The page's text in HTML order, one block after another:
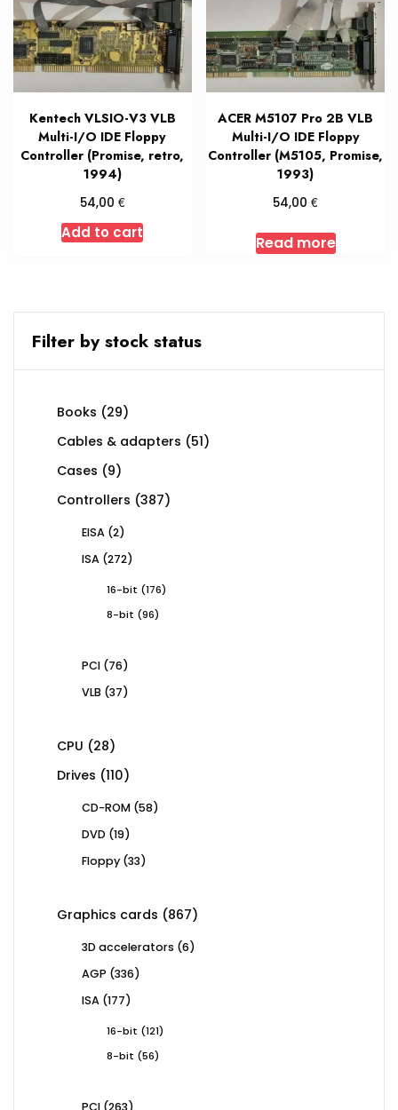
Kentech VLSIO-V3 VLB
Multi-I/O IDE Floppy
Controller (Promise, retro,
1994)
54,00 €
Add to cart
ACER M5107 Pro 2B VLB
Multi-I/O IDE Floppy
Controller (M5105, Promise,
1993)
54,00€
Read more
Filter by stock status
Books 2929
Cables & adapters 5151
Cases 99
products
Controllers 387387
EISA 22
ISA 272272
16-bit 176176
8-bit
9696
PCI 7676
VLB 3737
CPU 2828
products
Drives 110110
CD-ROM 5858
DVD 1919
Floppy 3333
Graphics cards 867867
3D accelerators 66
AGP 336336
ISA 177177
16-bit 121121
8-bit
5656
263